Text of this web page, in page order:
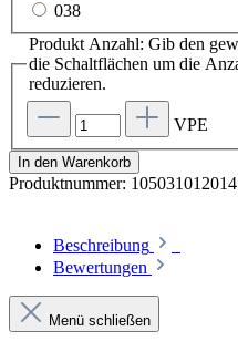
038
Produkt Anzahl: Gib den
die Schaltflächen um die
reduzieren.
VPE
In den Warenkorb
Produktnummer:
Beschreibung
Bewertungen
Menü schließen